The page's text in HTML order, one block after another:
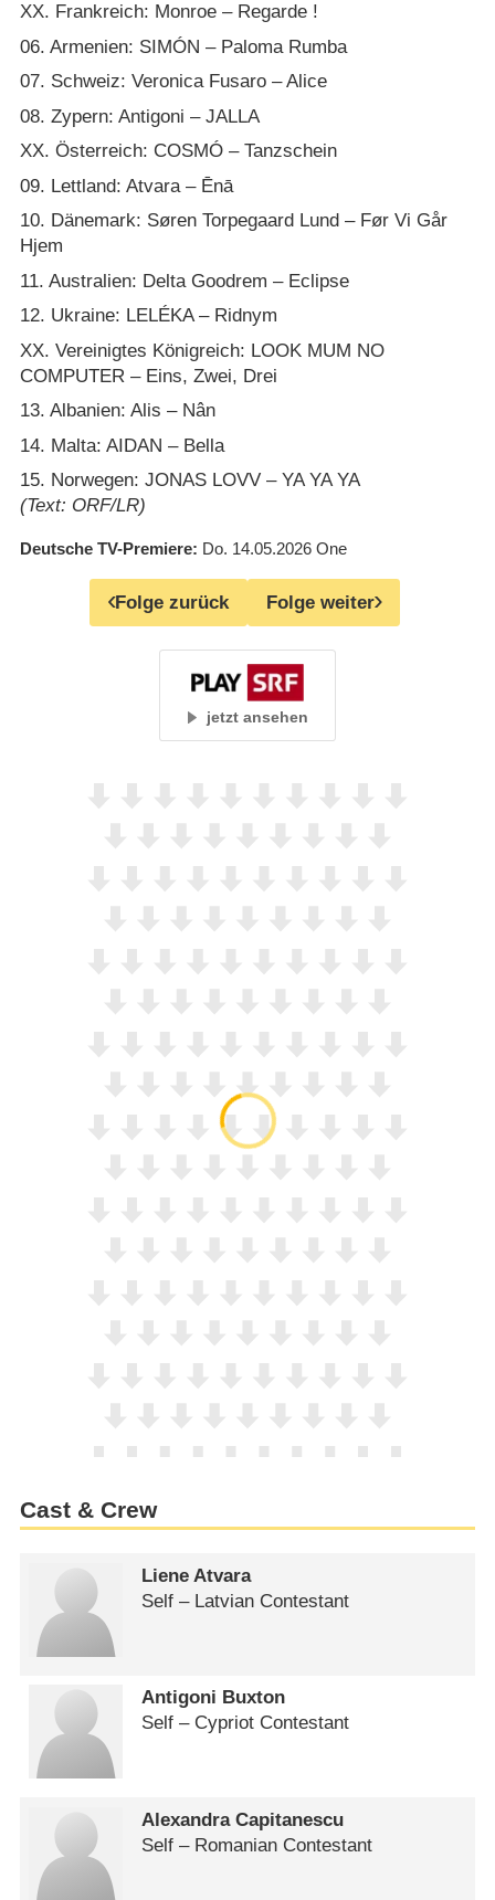
XX. Frankreich: Monroe – Regarde !
06. Armenien: SIMÓN – Paloma Rumba
07. Schweiz: Veronica Fusaro – Alice
08. Zypern: Antigoni – JALLA
XX. Österreich: COSMÓ – Tanzschein
09. Lettland: Atvara – Ēnā
10. Dänemark: Søren Torpegaard Lund – Før Vi Går
Hjem
11. Australien: Delta Goodrem – Eclipse
12. Ukraine: LELÉKA – Ridnym
XX. Vereinigtes Königreich: LOOK MUM NO
COMPUTER – Eins, Zwei, Drei
13. Albanien: Alis – Nân
14. Malta: AIDAN – Bella
15. Norwegen: JONAS LOVV – YA YA YA
(Text: ORF/LR)
Deutsche TV-Premiere Do. 14.05.2026 One
Folge zurück Folge weiter
jetzt ansehen
Cast & Crew
Liene Atvara
Self – Latvian Contestant
Antigoni Buxton
Self – Cypriot Contestant
Alexandra Capitanescu
Self – Romanian Contestant